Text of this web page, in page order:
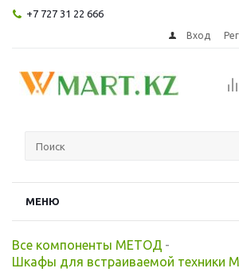
+7 727 31 22 666
Вход
МЕНЮ
Все компоненты МЕТОД -
Шкафы для встраиваемой техники